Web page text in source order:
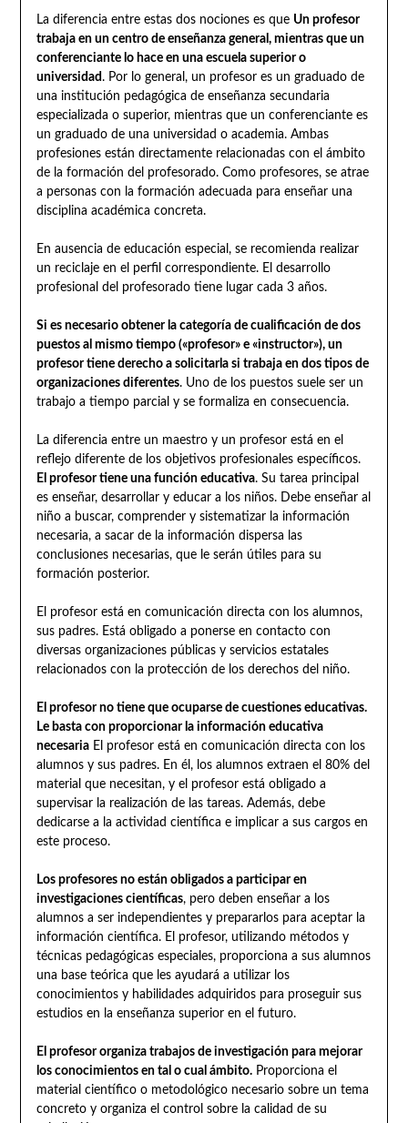
La diferencia entre estas dos nociones es que Un profesor
trabaja en un centro de enseñanza general, mientras que un
conferenciante lo hace en una escuela superior o
universidad. Por lo general, un profesor es un graduado de
una institución pedagógica de enseñanza secundaria
especializada o superior, mientras que un conferenciante es
un graduado de una universidad o academia. Ambas
profesiones están directamente relacionadas con el ámbito
de la formación del profesorado. Como profesores, se atrae
a personas con la formación adecuada para enseñar una
disciplina académica concreta.
En ausencia de educación especial, se recomienda realizar
un reciclaje en el perfil correspondiente. El desarrollo
profesional del profesorado tiene lugar cada 3 años.
Si es necesario obtener la categoría de cualificación de dos
puestos al mismo tiempo («profesor» e «instructor»), un
profesor tiene derecho a solicitarla si trabaja en dos tipos de
organizaciones diferentes. Uno de los puestos suele ser un
trabajo a tiempo parcial y se formaliza en consecuencia.
La diferencia entre un maestro y un profesor está en el
reflejo diferente de los objetivos profesionales específicos.
El profesor tiene una función educativa. Su tarea principal
es enseñar, desarrollar y educar a los niños. Debe enseñar al
niño a buscar, comprender y sistematizar la información
necesaria, a sacar de la información dispersa las
conclusiones necesarias, que le serán útiles para su
formación posterior.
El profesor está en comunicación directa con los alumnos,
sus padres. Está obligado a ponerse en contacto con
diversas organizaciones públicas y servicios estatales
relacionados con la protección de los derechos del niño.
El profesor no tiene que ocuparse de cuestiones educativas.
Le basta con proporcionar la información educativa
necesariaEl profesor está en comunicación directa con los
alumnos y sus padres. En él, los alumnos extraen el 80% del
material que necesitan, y el profesor está obligado a
supervisar la realización de las tareas. Además, debe
dedicarse a la actividad científica e implicar a sus cargos en
este proceso.
Los profesores no están obligados a participar en
investigaciones científicas, pero deben enseñar a los
alumnos a ser independientes y prepararlos para aceptar la
información científica. El profesor, utilizando métodos y
técnicas pedagógicas especiales, proporciona a sus alumnos
una base teórica que les ayudará a utilizar los
conocimientos y habilidades adquiridos para proseguir sus
estudios en la enseñanza superior en el futuro.
El profesor organiza trabajos de investigación para mejorar
los conocimientos en tal o cual ámbito.Proporciona el
material científico o metodológico necesario sobre un tema
concreto y organiza el control sobre la calidad de su